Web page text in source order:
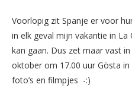
Voorlopig zit Spanje er voor
in elk geval mijn vakantie in
kan gaan. Dus zet maar vast
oktober om 17.00 uur Gösta
foto’s en filmpjes -:)